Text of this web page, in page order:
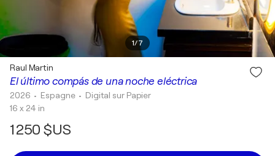
1/7
El último compás de una noche eléctrica
Raul Martin
2026 • Espagne • Digital sur Papier
16 x 24 in
1 250 $US